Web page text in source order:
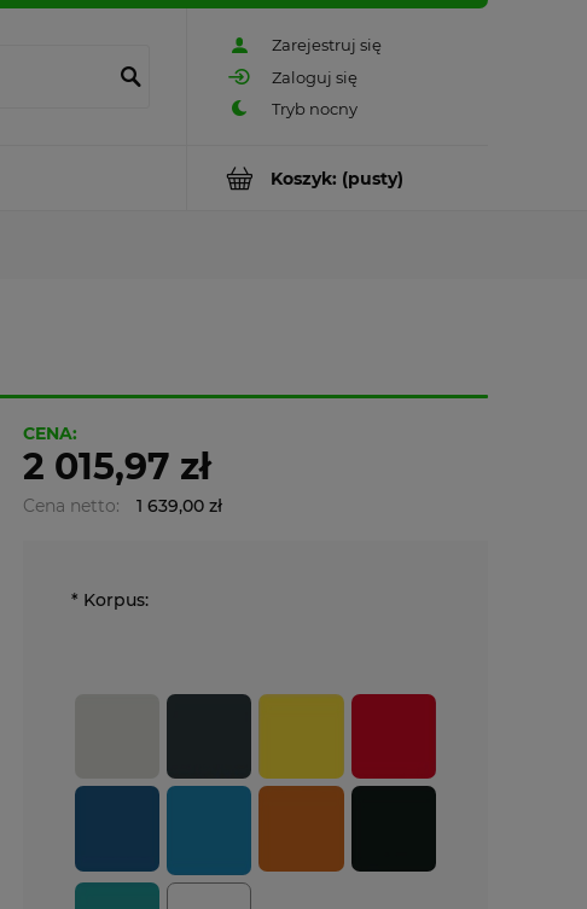
Zarejestruj się
Zaloguj się
Koszyk: (pusty)
CENA:
2 015,97 zł
Cena netto: 1 639,00 zł
* Korpus: